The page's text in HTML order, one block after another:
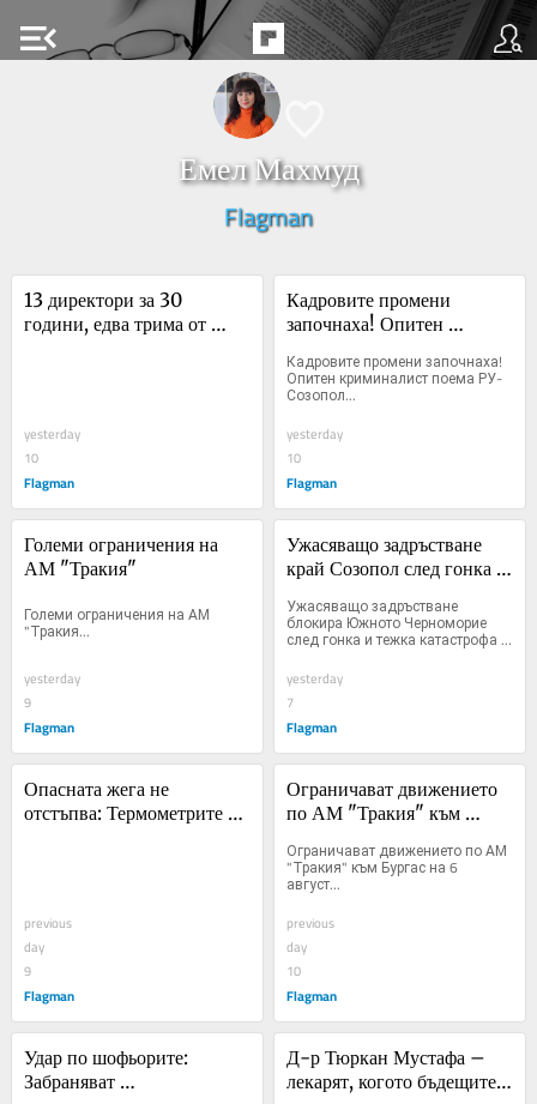
menu_open
Емел Махмуд
Flagman
13 директори за 30
години, едва трима от
yesterday
10
Flagman
Кадровите промени
започнаха! Опитен
Созопол
Кадровите промени започнаха!
Опитен криминалист поема РУ-
Созопол...
yesterday
10
Flagman
Големи ограничения на
АМ "Тракия"
Големи ограничения на АМ
"Тракия...
yesterday
9
Flagman
Ужасяващо задръстване
край Созопол след гонка и
Ропотамо
Ужасяващо задръстване
блокира Южното Черноморие
след гонка и тежка катастрофа
край Ропотамо...
yesterday
7
Flagman
Опасната жега не
отстъпва: Термометрите
previous
day
9
Flagman
Ограничават движението
по АМ "Тракия" към
Ограничават движението по АМ
"Тракия" към Бургас на 6
август...
previous
day
10
Flagman
Удар по шофьорите:
Забраняват
Д-р Тюркан Мустафа –
лекарят, когото бъдещите